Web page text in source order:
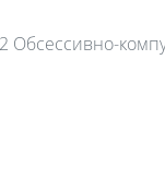
Обсессивно-